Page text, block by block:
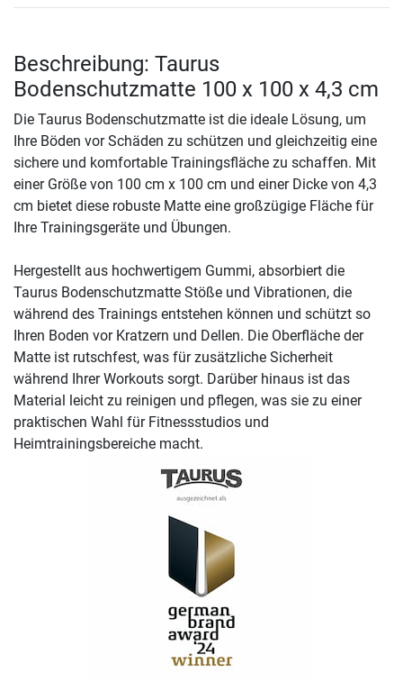
Beschreibung: Taurus
Bodenschutzmatte 100 x 100 x 4,3 cm
Die Taurus Bodenschutzmatte ist die ideale Lösung, um
Ihre Böden vor Schäden zu schützen und gleichzeitig eine
sichere und komfortable Trainingsfläche zu schaffen. Mit
einer Größe von 100 cm x 100 cm und einer Dicke von 4,3
cm bietet diese robuste Matte eine großzügige Fläche für
Ihre Trainingsgeräte und Übungen.
Hergestellt aus hochwertigem Gummi, absorbiert die
Taurus Bodenschutzmatte Stöße und Vibrationen, die
während des Trainings entstehen können und schützt so
Ihren Boden vor Kratzern und Dellen. Die Oberfläche der
Matte ist rutschfest, was für zusätzliche Sicherheit
während Ihrer Workouts sorgt. Darüber hinaus ist das
Material leicht zu reinigen und pflegen, was sie zu einer
praktischen Wahl für Fitnessstudios und
Heimtrainingsbereiche macht.